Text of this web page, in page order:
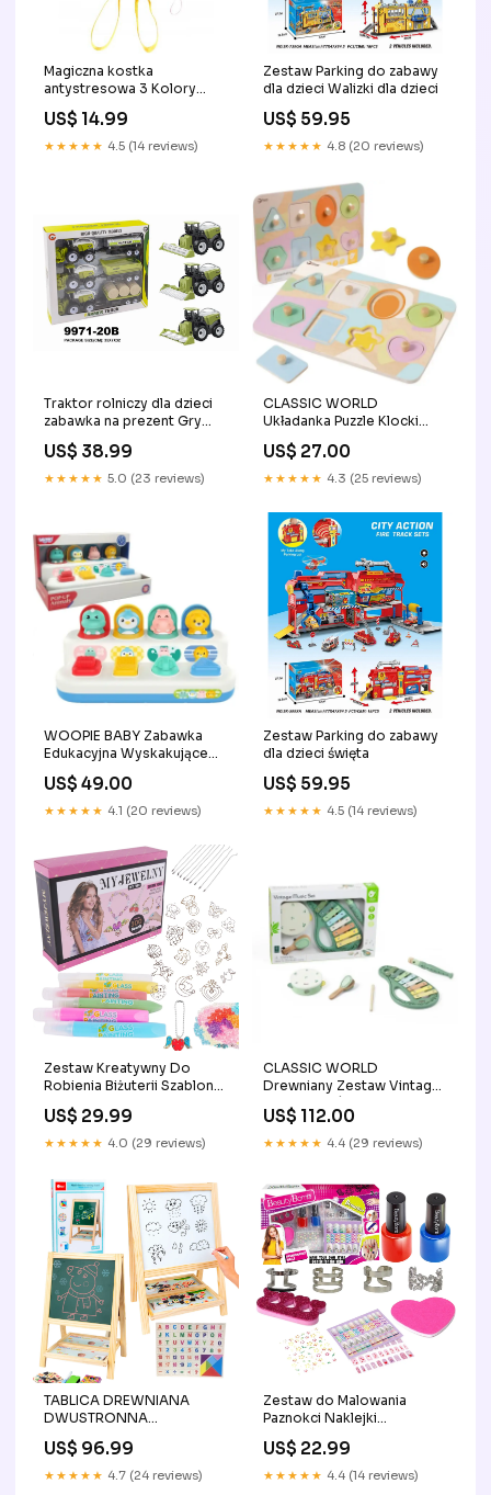
Magiczna kostka
antystresowa 3 Kolory
US$ 14.99
★★★★★ 4.5 (14 reviews)
Zestaw Parking do zabawy
dla dzieci Walizki dla dzieci
US$ 59.95
★★★★★ 4.8 (20 reviews)
Traktor rolniczy dla dzieci
zabawka na prezent Gry
US$ 38.99
★★★★★ 5.0 (23 reviews)
CLASSIC WORLD
Układanka Puzzle Klocki
sortowania odpadów dla
dzieci
US$ 27.00
★★★★★ 4.3 (25 reviews)
WOOPIE BABY Zabawka
Edukacyjna Wyskakujące
Drewniany Tor na kulki
Kulodron 49 elementów od
US$ 49.00
★★★★★ 4.1 (20 reviews)
Zestaw Parking do zabawy
dla dzieci święta
US$ 59.95
★★★★★ 4.5 (14 reviews)
Zestaw Kreatywny Do
Robienia Biżuterii Szablony
Zabawki Antystresowe
US$ 29.99
★★★★★ 4.0 (29 reviews)
CLASSIC WORLD
Drewniany Zestaw Vintage
Instrumentów Muzycznych
18ms+ WOOPIE Zestaw
Lekarski Mały Lekarza
Doktor w Walizce Światło
US$ 112.00
★★★★★ 4.4 (29 reviews)
TABLICA DREWNIANA
DWUSTRONNA
KREDA LITERKI CYFRY
GĄBKA Strażak
US$ 96.99
★★★★★ 4.7 (24 reviews)
Zestaw do Malowania
Paznokci Naklejki
i Place zabaw
US$ 22.99
★★★★★ 4.4 (14 reviews)